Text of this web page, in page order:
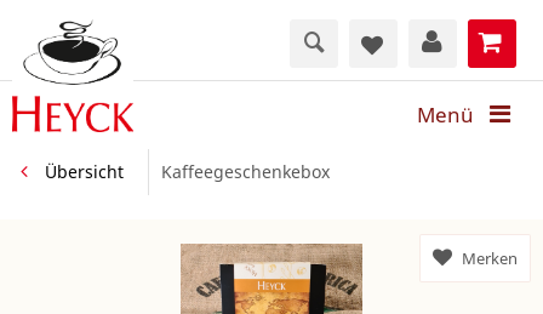
Menü
Übersicht Kaffeegeschenkebox
Merken